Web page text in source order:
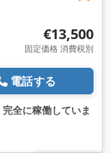
€13,500
固定価格 消費税別
電話する
完全に稼働していま